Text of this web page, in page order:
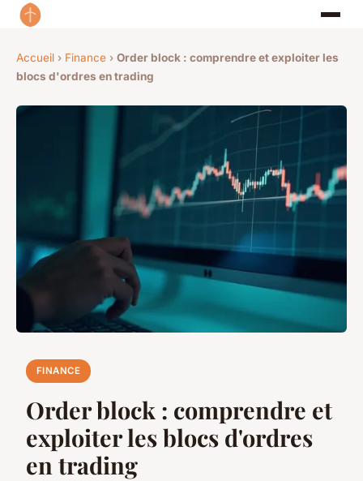
Accueil › Finance › Order block : comprendre et exploiter les
blocs d'ordres en trading
FINANCE
Order block : comprendre et
exploiter les blocs d'ordres
en trading